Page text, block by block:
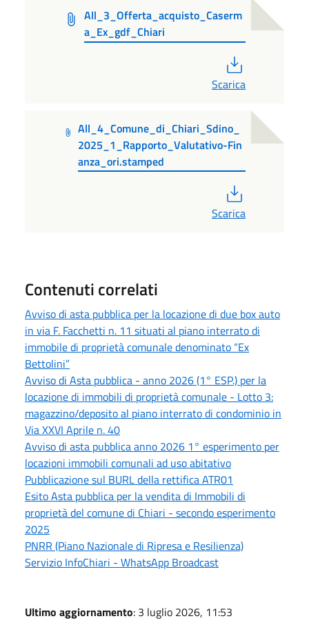
All_3_Offerta_acquisto_Caserm
a_Ex_gdf_Chiari
Scarica
All_4_Comune_di_Chiari_Sdino_
2025_1_Rapporto_Valutativo-Fin
anza_ori.stamped
Scarica
Contenuti correlati
Avviso di asta pubblica per la locazione di due box auto
in via F. Facchetti n. 11 situati al piano interrato di
immobile di proprietà comunale denominato “Ex
Bettolini”
Avviso di Asta pubblica - anno 2026 (1° ESP.) per la
locazione di immobili di proprietà comunale - Lotto 3:
magazzino/deposito al piano interrato di condominio in
Via XXVI Aprile n. 40
Avviso di asta pubblica anno 2026 1° esperimento per
locazioni immobili comunali ad uso abitativo
Pubblicazione sul BURL della rettifica ATR01
Esito Asta pubblica per la vendita di Immobili di
proprietà del comune di Chiari - secondo esperimento
2025
PNRR (Piano Nazionale di Ripresa e Resilienza)
Servizio InfoChiari - WhatsApp Broadcast
Ultimo aggiornamento: 3 luglio 2026, 11:53